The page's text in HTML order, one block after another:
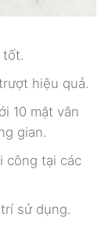
tốt.
hiệu quả.
10 mặt vân
gian.
công tại các
sử dụng.